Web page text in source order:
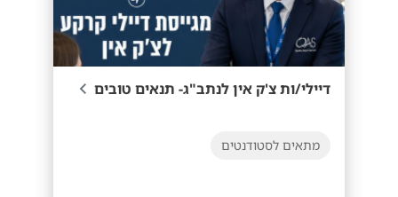
דיילי/ות צ'ק אין לנתב"ג- תנאים טובים
מתאים לסטודנטים